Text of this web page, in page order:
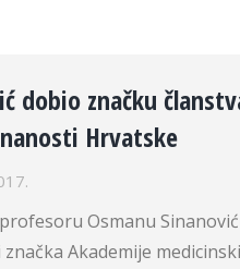
dobio značku
Hrvatske
Osmanu
Akademije